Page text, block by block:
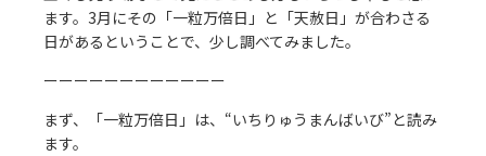
ます。3月にその「一粒万倍日」と「天赦日」が合わさる
日があるということで、少し調べてみました。
ーーーーーーーーーーーー
まず、「一粒万倍日」は、“いちりゅうまんばいび”と読み
ます。